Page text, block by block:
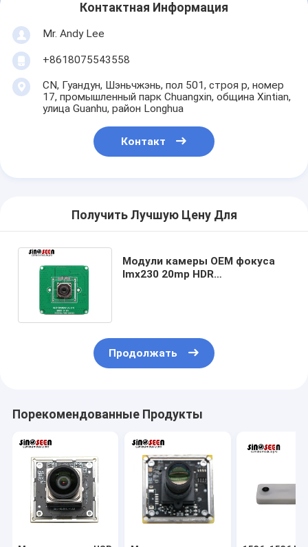
Контактная Информация
Mr. Andy Lee
+8618075543558
CN, Гуандун, Шэньчжэнь, пол 501, строя p, номер
17, промышленный парк Chuangxin, община Xintian,
улица Guanhu, район Longhua
Контакт
Получить Лучшую Цену Для
Модули камеры OEM фокуса
Imx230 20mp HDR
Продолжать
Порекомендованные Продукты